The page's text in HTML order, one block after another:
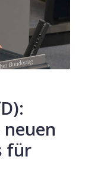
für